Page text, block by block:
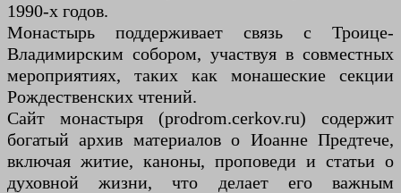
1990-х годов.
Монастырь поддерживает связь с Троице-
Владимирским собором, участвуя в совместных
мероприятиях, таких как монашеские секции
Рождественских чтений.
Сайт монастыря (prodrom.cerkov.ru) содержит
богатый архив материалов о Иоанне Предтече,
включая житие, каноны, проповеди и статьи о
духовной жизни, что делает его важным